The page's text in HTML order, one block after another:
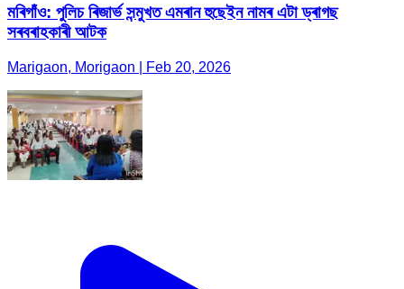
মৰিগাঁও: পুলিচ ৰিজাৰ্ভ সন্মুখত এমৰান হুছেইন নামৰ এটা ড্ৰাগছ
সৰবৰাহকাৰী আটক
Marigaon, Morigaon | Feb 20, 2026